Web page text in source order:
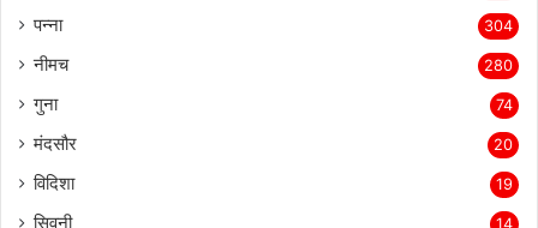
346
पन्ना 304
280
गुना 74
मंदसौर 20
विदिशा 19